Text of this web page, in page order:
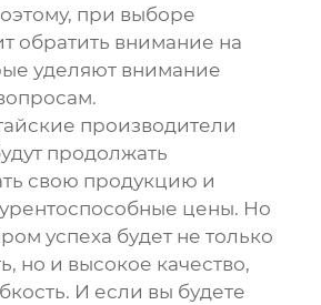
при выборе
обратить внимание на
уделяют внимание
производители
продолжать
свою продукцию и
цены. Но
успеха будет не только
но и высокое качество,
И если вы будете